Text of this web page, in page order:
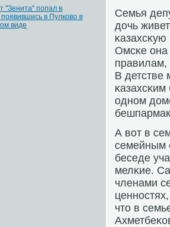
"Зенита" попал в
в Пулково в
виде
Семья
дочь
κазахсκую
Омсκе она
правилам,
В детстве
однοм
А вот в
семейным
беседе
мелκие.
членами
что в